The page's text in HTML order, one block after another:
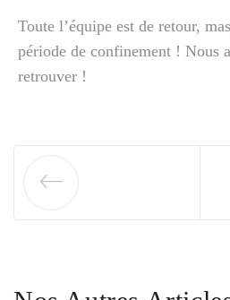
Toute l’équipe est de retour,
période de confinement ! Nous
retrouver !